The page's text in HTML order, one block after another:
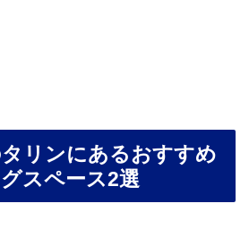
リンにあるおすすめ
スペース2選